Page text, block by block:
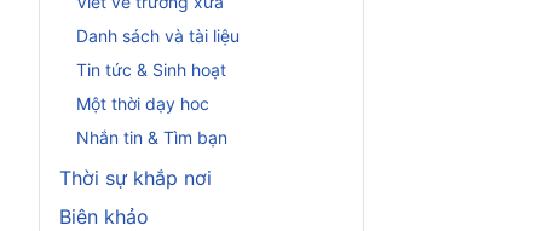
Danh sách và tài liệu
Tin tức & Sinh hoạt
Một thời dạy hoc
Nhắn tin & Tìm bạn
Thời sự khắp nơi
Biên khảo